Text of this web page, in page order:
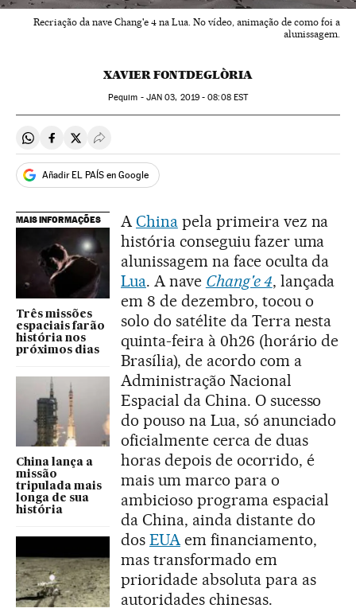
Recriação da nave Chang'e 4 na Lua. No vídeo, animação de como foi a
alunissagem.
XAVIER FONTDEGLÒRIA
Pequim - JAN 03, 2019 - 08:08EST
Compartir en Whatsapp
Compartir en Facebook
Compartir en Twitter
Desplegar Redes Sociales
Añadir EL PAÍS en Google
MAIS INFORMAÇÕES
Três missões
espaciais farão
história nos
próximos dias
China lança a
missão
tripulada mais
longa de sua
história
AChinapela primeira vez na
história conseguiu fazer uma
alunissagem na face oculta da
Lua. A nave Chang'e 4, lançada
em 8 de dezembro, tocou o
solo do satélite da Terra nesta
quinta-feira à 0h26 (horário de
Brasília), de acordo com a
Administração Nacional
Espacial da China. O sucesso
do pouso na Lua, só anunciado
oficialmente cerca de duas
horas depois de ocorrido, é
mais um marco para o
ambicioso programa espacial
da China, ainda distante do
dos EUAem financiamento,
mas transformado em
prioridade absoluta para as
autoridades chinesas.